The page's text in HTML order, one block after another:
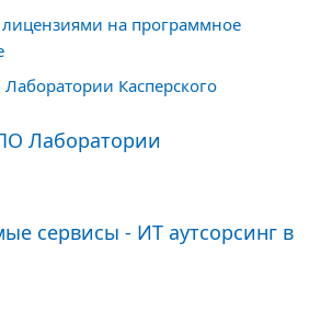
на программное
Касперского
Лаборатории
сервисы - ИТ аутсорсинг в